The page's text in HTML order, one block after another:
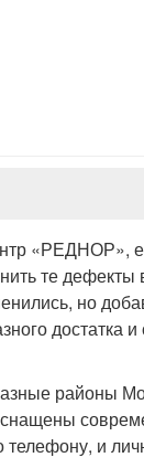
«РЕДНОР»,
те
но
районы
телефону, и